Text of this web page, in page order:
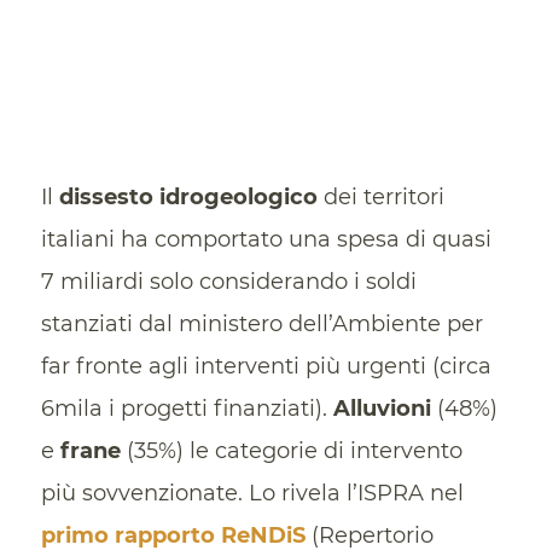
Il dissesto idrogeologicodei territori
italiani ha comportato una spesa di quasi
7 miliardi solo considerando i soldi
stanziati dal ministero dell’Ambiente per
far fronte agli interventi più urgenti (circa
6mila i progetti finanziati). Alluvioni(48%)
e frane(35%) le categorie di intervento
più sovvenzionate. Lo rivela l’ISPRA nel
primo rapporto ReNDiS(Repertorio